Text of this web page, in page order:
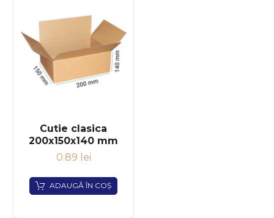
Cutie clasica
200x150x140 mm
0.89 lei
ADAUGĂ ÎN COȘ